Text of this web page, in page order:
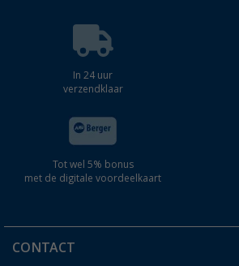
In 24 uur
verzendklaar
Tot wel 5% bonus
met de digitale voordeelkaart
CONTACT